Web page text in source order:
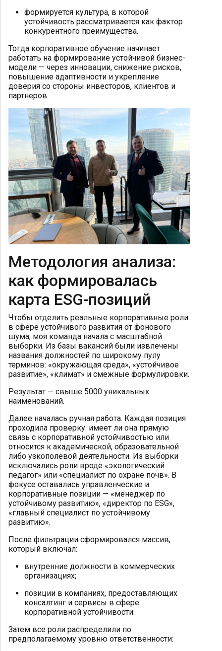
формируется культура, в которой
устойчивость рассматривается как фактор
конкурентного преимущества.
Тогда корпоративное обучение начинает
работать на формирование устойчивой бизнес-
модели — через инновации, снижение рисков,
повышение адаптивности и укрепление
доверия со стороны инвесторов, клиентов и
партнеров.
Методология анализа:
как формировалась
карта ESG-позиций
Чтобы отделить реальные корпоративные роли
в сфере устойчивого развития от фонового
шума, моя команда начала с масштабной
выборки. Из базы вакансий были извлечены
названия должностей по широкому пулу
терминов: «окружающая среда», «устойчивое
развитие», «климат» и смежные формулировки.
Результат — свыше 5000 уникальных
наименований.
Далее началась ручная работа. Каждая позиция
проходила проверку: имеет ли она прямую
связь с корпоративной устойчивостью или
относится к академической, образовательной
либо узкополевой деятельности. Из выборки
исключались роли вроде «экологический
педагог» или «специалист по охране почв». В
фокусе оставались управленческие и
корпоративные позиции — «менеджер по
устойчивому развитию», «директор по ESG»,
«главный специалист по устойчивому
развитию».
После фильтрации сформировался массив,
который включал:
внутренние должности в коммерческих
организациях;
позиции в компаниях, предоставляющих
консалтинг и сервисы в сфере
корпоративной устойчивости.
Затем все роли распределили по
предполагаемому уровню ответственности: